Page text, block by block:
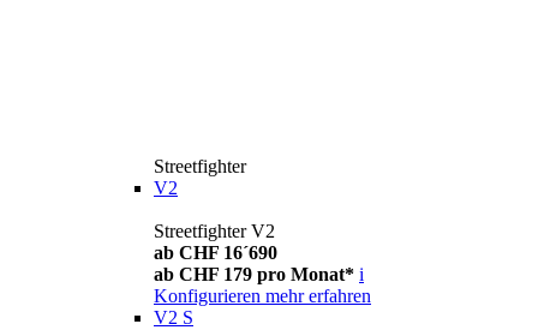
Streetfighter
V2
Streetfighter V2
ab CHF 16´690
ab CHF 179 pro Monat* i
Konfigurieren mehr erfahren
V2 S